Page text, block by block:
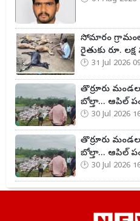
సోమారం
రైతుకు రూ. లక్ష
31 Jul 2026
తొర్రూరు
బోల్తా... ఆపిల్
30 Jul 2026
తొర్రూరు
బోల్తా... ఆపిల్
30 Jul 2026